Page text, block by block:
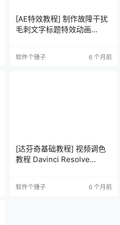
[AE特效教程] 制作故障干扰
毛刺文字标题特效动画
软件个锤子 6 个月前
[达芬奇基础教程] 视频调色
教程 Davinci Resolve
软件个锤子 6 个月前